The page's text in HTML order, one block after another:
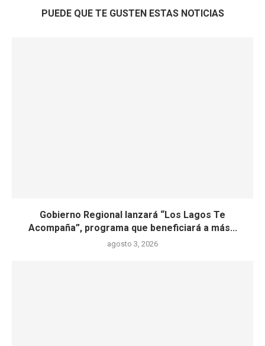
PUEDE QUE TE GUSTEN ESTAS NOTICIAS
Gobierno Regional lanzará “Los Lagos Te
Acompaña”, programa que beneficiará a más...
agosto 3, 2026